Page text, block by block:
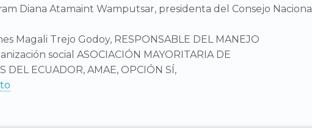
Diana Atamaint Wamputsar, presidenta del Consejo Nacional
Magali Trejo Godoy, RESPONSABLE DEL MANEJO
social ASOCIACIÓN MAYORITARIA DE
DEL ECUADOR, AMAE, OPCIÓN SÍ,